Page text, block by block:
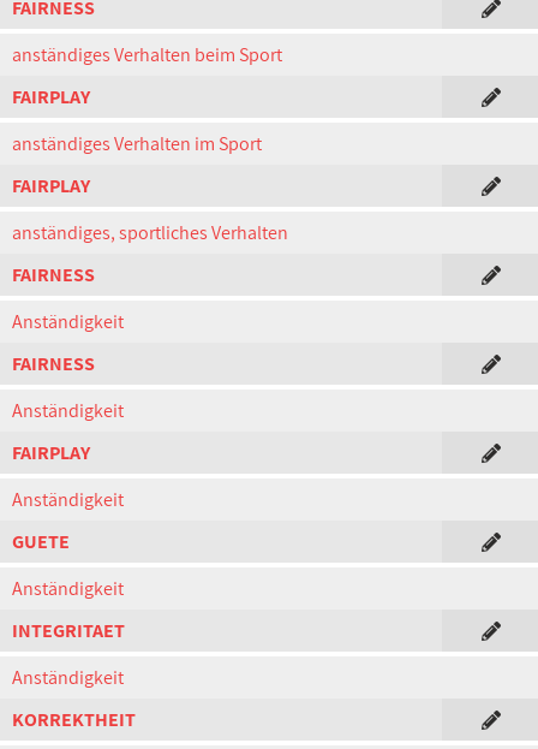
FAIRNESS
anständiges Verhalten beim Sport
FAIRPLAY
anständiges Verhalten im Sport
FAIRPLAY
anständiges, sportliches Verhalten
FAIRNESS
Anständigkeit
FAIRNESS
Anständigkeit
FAIRPLAY
Anständigkeit
GUETE
Anständigkeit
INTEGRITAET
Anständigkeit
KORREKTHEIT